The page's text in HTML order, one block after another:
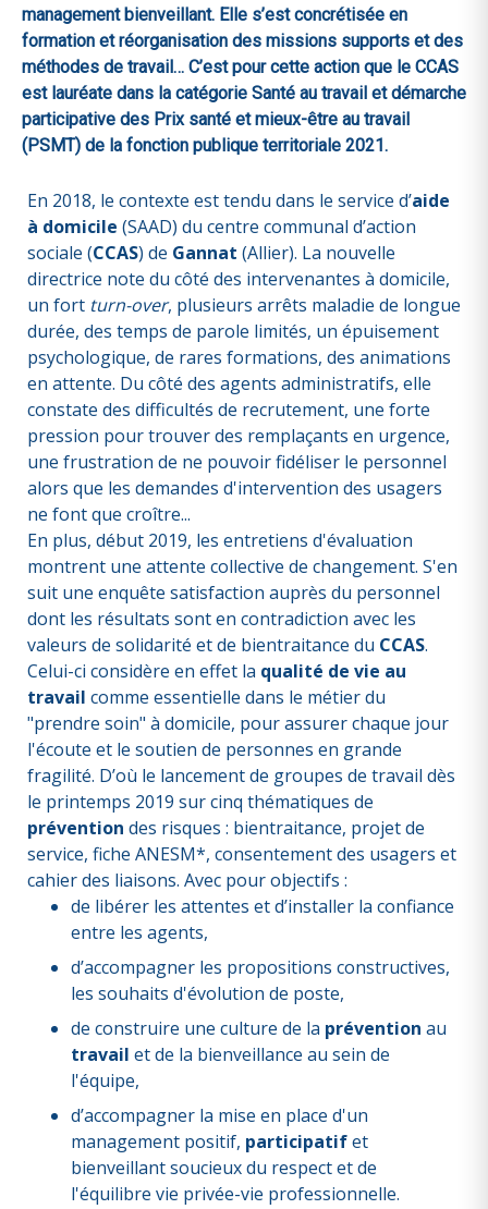
management bienveillant. Elle s’est concrétisée en
formation et réorganisation des missions supports et des
méthodes de travail… C’est pour cette action que le CCAS
est lauréate dans la catégorie Santé au travail et démarche
participative des Prix santé et mieux-être au travail
(PSMT) de la fonction publique territoriale 2021.
En 2018, le contexte est tendu dans le service d’aide
à domicile (SAAD) du centre communal d’action
sociale (CCAS) de Gannat (Allier). La nouvelle
directrice note du côté des intervenantes à domicile,
un fort turn-over, plusieurs arrêts maladie de longue
durée, des temps de parole limités, un épuisement
psychologique, de rares formations, des animations
en attente. Du côté des agents administratifs, elle
constate des difficultés de recrutement, une forte
pression pour trouver des remplaçants en urgence,
une frustration de ne pouvoir fidéliser le personnel
alors que les demandes d'intervention des usagers
ne font que croître...
En plus, début 2019, les entretiens d'évaluation
montrent une attente collective de changement. S'en
suit une enquête satisfaction auprès du personnel
dont les résultats sont en contradiction avec les
valeurs de solidarité et de bientraitance du CCAS.
Celui-ci considère en effet la qualité de vie au
travail comme essentielle dans le métier du
"prendre soin" à domicile, pour assurer chaque jour
l'écoute et le soutien de personnes en grande
fragilité. D’où le lancement de groupes de travail dès
le printemps 2019 sur cinq thématiques de
prévention des risques : bientraitance, projet de
service, fiche ANESM*, consentement des usagers et
cahier des liaisons. Avec pour objectifs :
de libérer les attentes et d’installer la confiance
entre les agents,
d’accompagner les propositions constructives,
les souhaits d'évolution de poste,
de construire une culture de la prévention au
travail et de la bienveillance au sein de
l'équipe,
d’accompagner la mise en place d'un
management positif, participatifet
bienveillant soucieux du respect et de
l'équilibre vie privée-vie professionnelle.